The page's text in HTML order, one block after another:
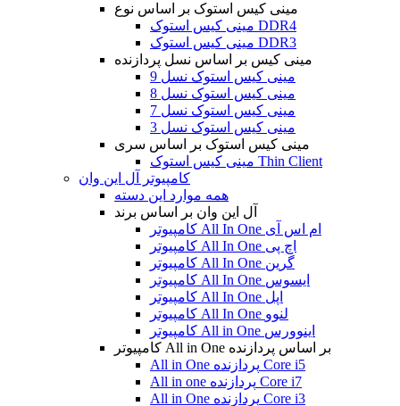
مینی کیس استوک بر اساس نوع
مینی کیس استوک DDR4
مینی کیس استوک DDR3
مینی کیس بر اساس نسل پردازنده
مینی کیس استوک نسل 9
مینی کیس استوک نسل 8
مینی کیس استوک نسل 7
مینی کیس استوک نسل 3
مینی کیس استوک بر اساس سری
مینی کیس استوک Thin Client
کامپیوتر آل این وان
همه موارد این دسته
آل این وان بر اساس برند
کامپیوتر All In One ام اس آی
کامپیوتر All In One اچ پی
کامپیوتر All In One گرین
کامپیوتر All In One ایسوس
کامپیوتر All In One اپل
کامپیوتر All In One لنوو
کامپیوتر All in One اینوورس
کامپیوتر All in One بر اساس پردازنده
All in One پردازنده Core i5
All in one پردازنده Core i7
All in One پردازنده Core i3